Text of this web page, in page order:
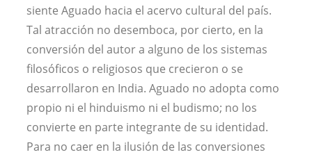
siente Aguado hacia el acervo cultural del país.
Tal atracción no desemboca, por cierto, en la
conversión del autor a alguno de los sistemas
filosóficos o religiosos que crecieron o se
desarrollaron en India. Aguado no adopta como
propio ni el hinduismo ni el budismo; no los
convierte en parte integrante de su identidad.
Para no caer en la ilusión de las conversiones